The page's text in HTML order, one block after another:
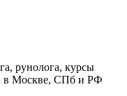
рунолога, курсы
в Москве, СПб и РФ